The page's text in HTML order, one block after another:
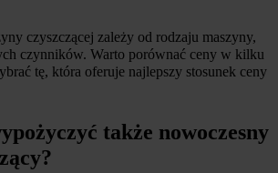
czyszczącej zależy od rodzaju maszyny,
czynników. Warto porównać ceny w kilku
tę, która oferuje najlepszy stosunek ceny
także nowoczesny